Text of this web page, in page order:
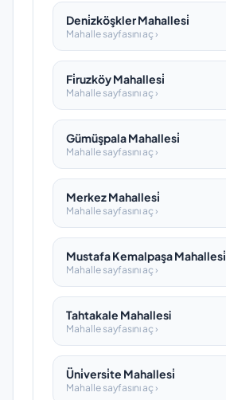
Deni̇zköşkler Mahallesi̇
Mahalle sayfasını aç ›
Fi̇ruzköy Mahallesi̇
Mahalle sayfasını aç ›
Gümüşpala Mahallesi̇
Mahalle sayfasını aç ›
Merkez Mahallesi̇
Mahalle sayfasını aç ›
Mustafa Kemalpaşa Mahallesi̇
Mahalle sayfasını aç ›
Tahtakale Mahallesi
Mahalle sayfasını aç ›
Üni̇versi̇te Mahallesi̇
Mahalle sayfasını aç ›